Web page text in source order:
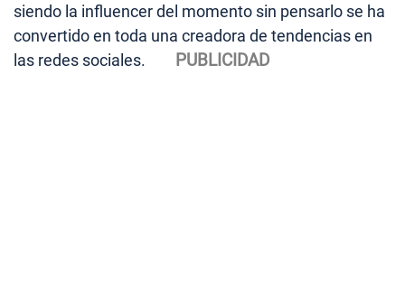
siendo la influencer del momento sin pensarlo se ha
convertido en toda una creadora de tendencias en
las redes sociales.